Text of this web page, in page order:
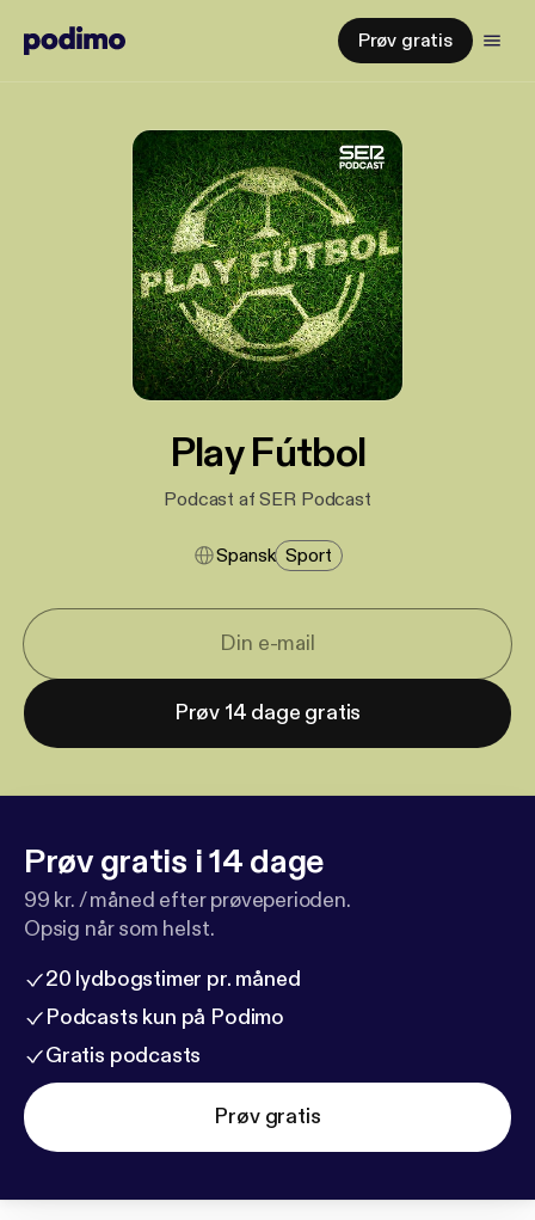
Prøv gratis
Play Fútbol
Podcast af SER Podcast
Spansk Sport
Prøv 14 dage gratis
Prøv gratis i 14 dage
99 kr. / måned efter prøveperioden.
Opsig når som helst.
20 lydbogstimer pr. måned
Podcasts kun på Podimo
Gratis podcasts
Prøv gratis